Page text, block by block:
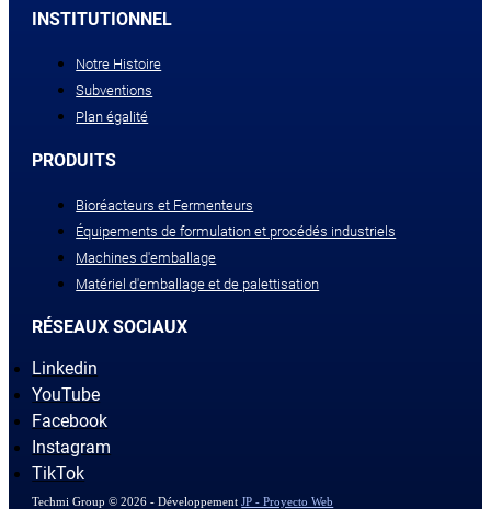
INSTITUTIONNEL
Notre Histoire
Subventions
Plan égalité
PRODUITS
Bioréacteurs et Fermenteurs
Équipements de formulation et procédés industriels
Machines d'emballage
Matériel d'emballage et de palettisation
RÉSEAUX SOCIAUX
Linkedin
YouTube
Facebook
Instagram
TikTok
Techmi Group © 2026 - DéveloppementJP - Proyecto Web